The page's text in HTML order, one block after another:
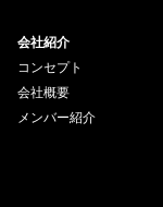
会社紹介
コンセプト
会社概要
メンバー紹介